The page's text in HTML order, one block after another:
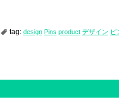
tag: design Pins product デザイン ピ